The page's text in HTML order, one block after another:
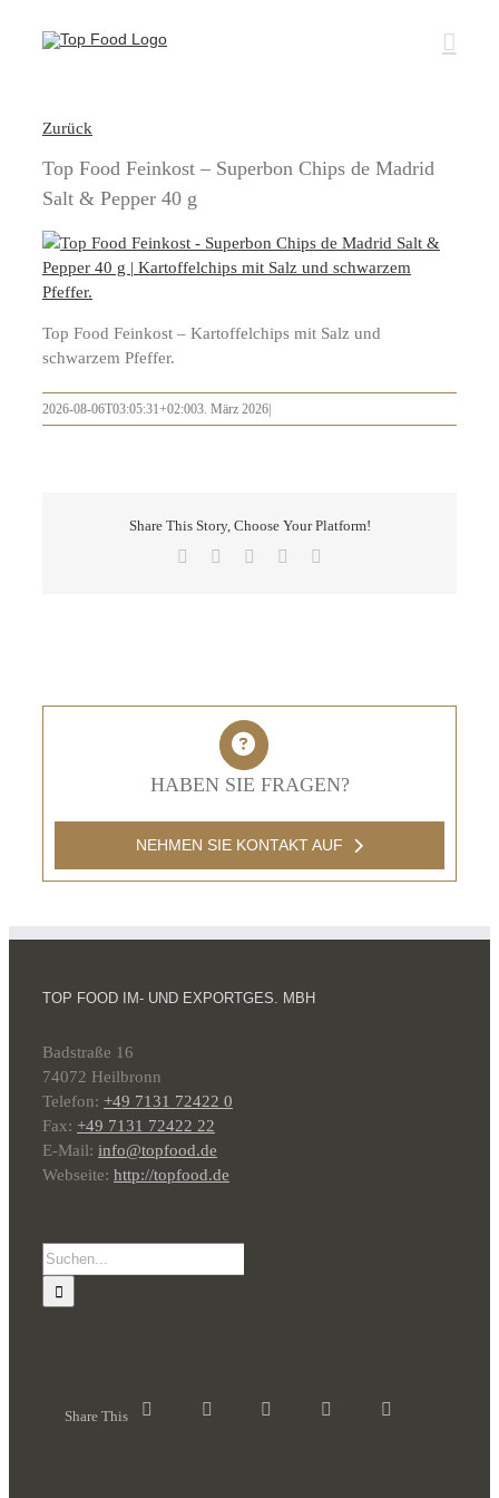
Inhalt
Zurück
Top Food Feinkost – Superbon Chips de Madrid
Salt & Pepper 40 g
Top Food Feinkost – Kartoffelchips mit Salz und
schwarzem Pfeffer.
2026-08-06T03:05:31+02:003. März 2026
Share This Story, Choose Your Platform!
Facebook LinkedInPinterest
HABEN SIE FRAGEN?
NEHMEN SIE KONTAKT AUF
TOP FOOD IM- UND EXPORTGES. MBH
Badstraße 16
74072 Heilbronn
Telefon: +49 7131 72422 0
Fax: +49 7131 72422 22
E-Mail: info@topfood.de
Webseite: http://topfood.de
Suche
nach:
Share This